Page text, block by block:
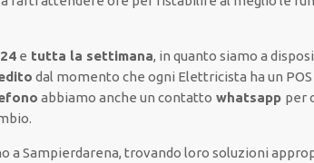
e tutta la settimana, in quanto siamo a
dal momento che ogni Elettricista haun POS
abbiamo anche uncontatto whatsapp per
a Sampierdarena, trovando lorosoluzioni